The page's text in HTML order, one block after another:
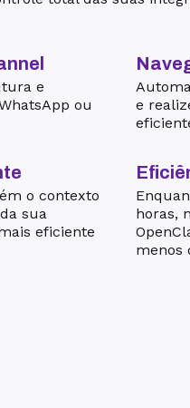
e
ou
e
o contexto
sua
eficiente
horas,
menos